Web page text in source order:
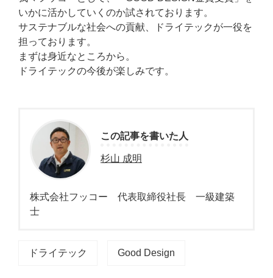
いかに活かしていくのか試されております。
サステナブルな社会への貢献、ドライテックが一役を
担っております。
まずは身近なところから。
ドライテックの今後が楽しみです。
この記事を書いた人
杉山 成明
株式会社フッコー 代表取締役社長 一級建築
士
ドライテック Good Design